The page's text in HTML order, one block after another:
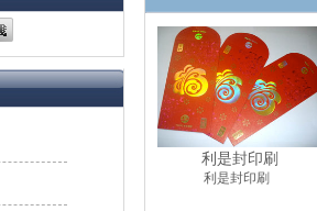
利是封印刷
利是封印刷